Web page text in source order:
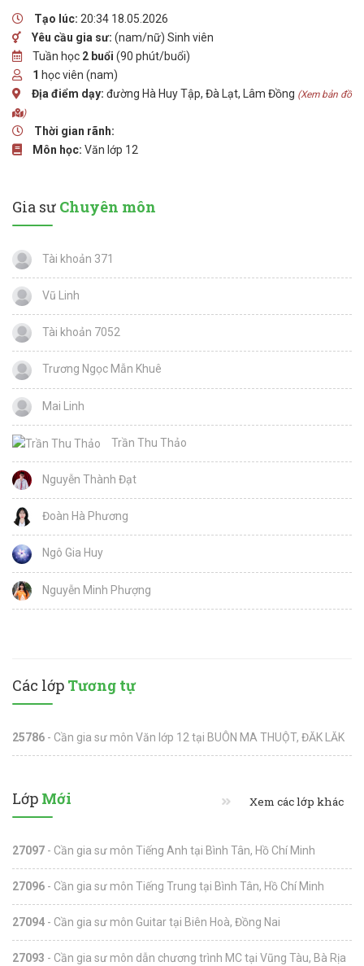
Tạo lúc: 20:34 18.05.2026
Yêu cầu gia sư: (nam/nữ) Sinh viên
Tuần học 2 buổi (90 phút/buổi)
1 học viên (nam)
Địa điểm dạy: đường Hà Huy Tập, Đà Lạt, Lâm Đồng (Xem bản đồ
)
Thời gian rãnh:
Môn học: Văn lớp 12
Gia sư Chuyên môn
Tài khoản 371
Vũ Linh
Tài khoản 7052
Trương Ngọc Mẫn Khuê
Mai Linh
Trần Thu Thảo
Nguyễn Thành Đạt
Đoàn Hà Phương
Ngô Gia Huy
Nguyễn Minh Phượng
Các lớp Tương tự
25786 - Cần gia sư môn Văn lớp 12 tại BUÔN MA THUỘT, ĐĂK LĂK
Lớp Mới Xem các lớp khác
27097 - Cần gia sư môn Tiếng Anh tại Bình Tân, Hồ Chí Minh
27096 - Cần gia sư môn Tiếng Trung tại Bình Tân, Hồ Chí Minh
27094 - Cần gia sư môn Guitar tại Biên Hoà, Đồng Nai
27093 - Cần gia sư môn dẫn chương trình MC tại Vũng Tàu, Bà Rịa